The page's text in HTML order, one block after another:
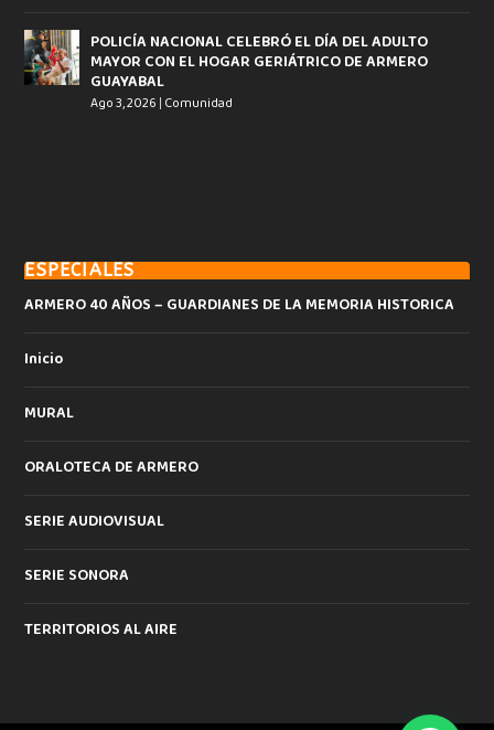
POLICÍA NACIONAL CELEBRÓ EL DÍA DEL ADULTO
MAYOR CON EL HOGAR GERIÁTRICO DE ARMERO
GUAYABAL
Ago 3, 2026 | Comunidad
ESPECIALES
ARMERO 40 AÑOS – GUARDIANES DE LA MEMORIA HISTORICA
Inicio
MURAL
ORALOTECA DE ARMERO
SERIE AUDIOVISUAL
SERIE SONORA
TERRITORIOS AL AIRE